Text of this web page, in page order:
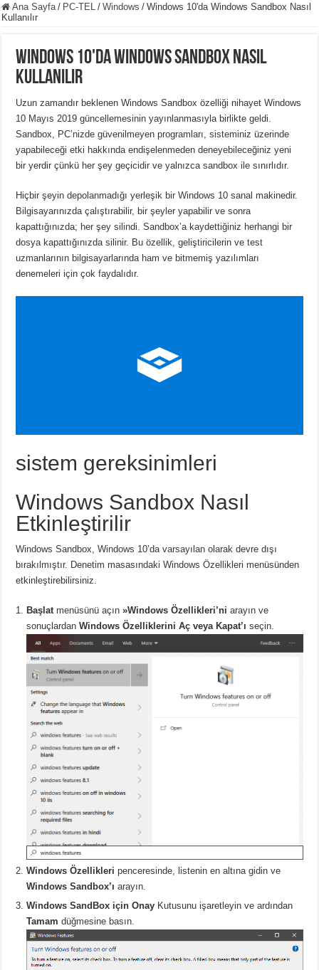
Ana Sayfa / PC-TEL / Windows / Windows 10'da Windows Sandbox Nasıl
Kullanılır
Windows 10'da Windows Sandbox Nasıl
Kullanılır
Uzun zamandır beklenen Windows Sandbox özelliği nihayet Windows
10 Mayıs 2019 güncellemesinin yayınlanmasıyla birlikte geldi.
Sandbox, PC’nizde güvenilmeyen programları, sisteminiz üzerinde
yapabileceği etki hakkında endişelenmeden deneyebileceğiniz yeni
bir yerdir çünkü her şey geçicidir ve yalnızca sandbox ile sınırlıdır.
Hiçbir şeyin depolanmadığı yerleşik bir Windows 10 sanal makinedir.
Bilgisayarınızda çalıştırabilir, bir şeyler yapabilir ve sonra
kapattığınızda; her şey silindi. Sandbox’a kaydettiğiniz herhangi bir
dosya kapattığınızda silinir. Bu özellik, geliştiricilerin ve test
uzmanlarının bilgisayarlarında ham ve bitmemiş yazılımları
denemeleri için çok faydalıdır.
sistem gereksinimleri
Windows Sandbox Nasıl
Etkinleştirilir
Windows Sandbox, Windows 10’da varsayılan olarak devre dışı
bırakılmıştır. Denetim masasındaki Windows Özellikleri menüsünden
etkinleştirebilirsiniz.
Başlat menüsünü açın»Windows Özellikleri’ni arayın ve
sonuçlardanWindows Özelliklerini Aç veya Kapat’ı seçin.
Windows Özellikleri penceresinde, listenin en altına gidin ve
Windows Sandbox’ı arayın.
Windows SandBox için Onay Kutusunu işaretleyin ve ardından
Tamam düğmesine basın.